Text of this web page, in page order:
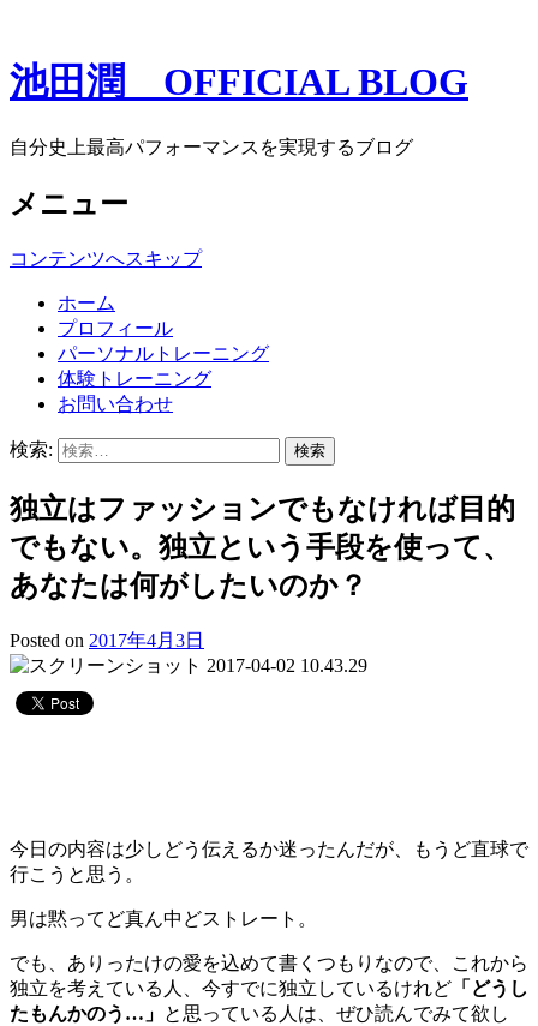
池田潤 OFFICIAL BLOG
自分史上最高パフォーマンスを実現するブログ
メニュー
コンテンツへスキップ
ホーム
プロフィール
パーソナルトレーニング
体験トレーニング
お問い合わせ
検索:
独立はファッションでもなければ目的
でもない。独立という手段を使って、
あなたは何がしたいのか？
Posted on 2017年4月3日
今日の内容は少しどう伝えるか迷ったんだが、もうど直球で
行こうと思う。
男は黙ってど真ん中どストレート。
でも、ありったけの愛を込めて書くつもりなので、これから
独立を考えている人、今すでに独立しているけれど 「どうし
たもんかのう…」 と思っている人は、ぜひ読んでみて欲し